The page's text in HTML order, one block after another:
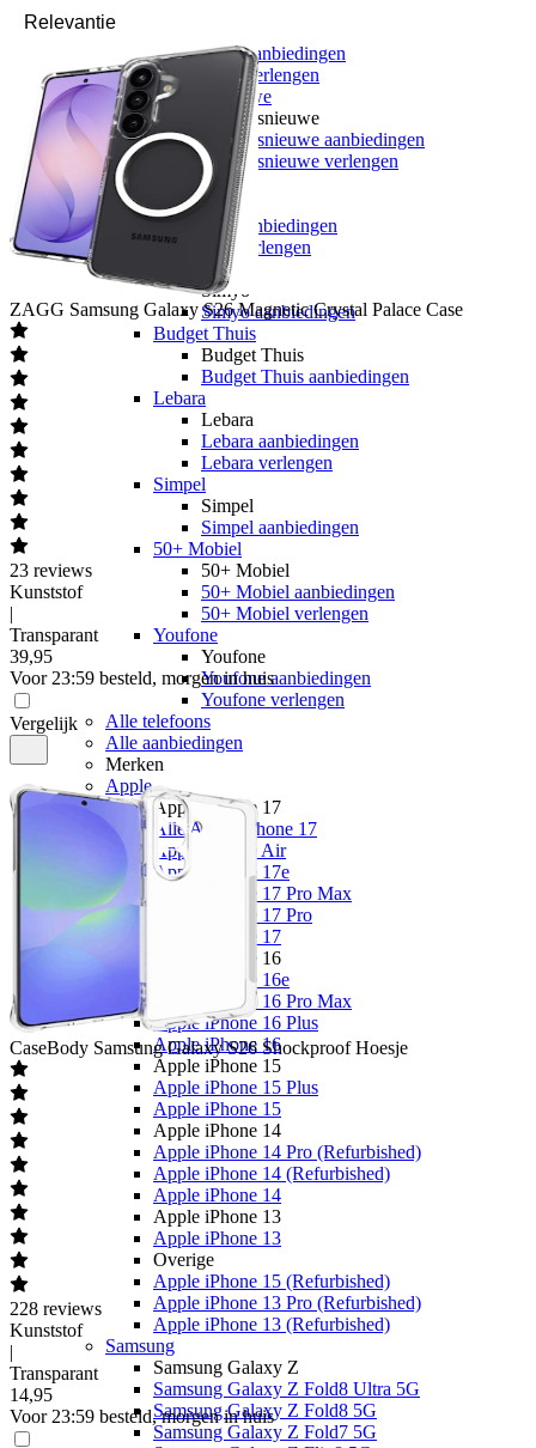
KPN aanbiedingen
KPN verlengen
hollandsnieuwe
hollandsnieuwe
hollandsnieuwe aanbiedingen
hollandsnieuwe verlengen
Ben
Ben aanbiedingen
Ben verlengen
Simyo
Simyo aanbiedingen
Budget Thuis
Budget Thuis
Budget Thuis aanbiedingen
Lebara
Lebara
Lebara aanbiedingen
Lebara verlengen
Simpel
Simpel
Simpel aanbiedingen
50+ Mobiel
50+ Mobiel
50+ Mobiel aanbiedingen
50+ Mobiel verlengen
Youfone
Youfone
Youfone aanbiedingen
Youfone verlengen
Alle telefoons
Alle aanbiedingen
Merken
Apple
Apple iPhone 17
Alle Apple iPhone 17
Apple iPhone Air
Apple iPhone 17e
Apple iPhone 17 Pro Max
Apple iPhone 17 Pro
Apple iPhone 17
Apple iPhone 16
Apple iPhone 16e
Apple iPhone 16 Pro Max
Apple iPhone 16 Plus
Apple iPhone 16
Apple iPhone 15
Apple iPhone 15 Plus
Apple iPhone 15
Apple iPhone 14
Apple iPhone 14 Pro (Refurbished)
Apple iPhone 14 (Refurbished)
Apple iPhone 14
Apple iPhone 13
Apple iPhone 13
Overige
Apple iPhone 15 (Refurbished)
Apple iPhone 13 Pro (Refurbished)
Apple iPhone 13 (Refurbished)
Samsung
Samsung Galaxy Z
Samsung Galaxy Z Fold8 Ultra 5G
Samsung Galaxy Z Fold8 5G
Samsung Galaxy Z Fold7 5G
ZAGG Samsung Galaxy S26 Magnetic Crystal Palace Case
23 reviews
Kunststof
|
Transparant
39,95
Voor 23:59 besteld, morgen in huis
Vergelijk
CaseBody Samsung Galaxy S26 Shockproof Hoesje
228 reviews
Kunststof
|
Transparant
14,95
Voor 23:59 besteld, morgen in huis